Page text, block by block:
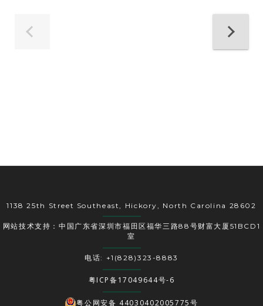
1138 25th Street Southeast, Hickory, North Carolina 28602
网站技术支持：中国广东省深圳市福田区福华三路88号财富大厦51BCD1
室
电话: +1(828)323-8883
粤ICP备17049644号-6
粤公网安备 44030402005775号